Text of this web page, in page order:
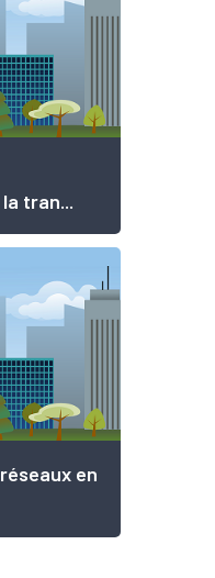
tran...
en